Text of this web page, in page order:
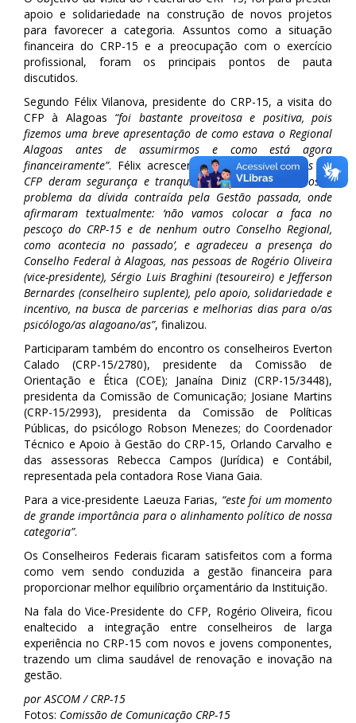
apoio e solidariedade na construção de novos projetos
para favorecer a categoria. Assuntos como a situação
financeira do CRP-15 e a preocupação com o exercício
profissional, foram os principais pontos de pauta
discutidos.
Segundo Félix Vilanova, presidente do CRP-15, a visita do
CFP à Alagoas “foi bastante proveitosa e positiva, pois
fizemos uma breve apresentação de como estava o Regional
Alagoas antes de assumirmos e como está agora
financeiramente”. Félix acrescentou que“os dirigentes do
CFP deram segurança e tranquilidade para resolvermos o
problema da dívida contraída pela Gestão passada, onde
afirmaram textualmente: ‘não vamos colocar a faca no
pescoço do CRP-15 e de nenhum outro Conselho Regional,
como acontecia no passado’, e agradeceu a presença do
Conselho Federal à Alagoas, nas pessoas de Rogério Oliveira
(vice-presidente), Sérgio Luis Braghini (tesoureiro) e Jefferson
Bernardes (conselheiro suplente), pelo apoio, solidariedade e
incentivo, na busca de parcerias e melhorias dias para o/as
psicólogo/as alagoano/as”, finalizou.
Participaram também do encontro os conselheiros Everton
Calado (CRP-15/2780), presidente da Comissão de
Orientação e Ética (COE); Janaína Diniz (CRP-15/3448),
presidenta da Comissão de Comunicação; Josiane Martins
(CRP-15/2993), presidenta da Comissão de Políticas
Públicas, do psicólogo Robson Menezes; do Coordenador
Técnico e Apoio à Gestão do CRP-15, Orlando Carvalho e
das assessoras Rebecca Campos (Jurídica) e Contábil,
representada pela contadora Rose Viana Gaia.
Para a vice-presidente Laeuza Farias, “este foi um momento
de grande importância para o alinhamento político de nossa
categoria”.
Os Conselheiros Federais ficaram satisfeitos com a forma
como vem sendo conduzida a gestão financeira para
proporcionar melhor equilíbrio orçamentário da Instituição.
Na fala do Vice-Presidente do CFP, Rogério Oliveira, ficou
enaltecido a integração entre conselheiros de larga
experiência no CRP-15 com novos e jovens componentes,
trazendo um clima saudável de renovação e inovação na
gestão.
por ASCOM / CRP-15
Fotos: Comissão de Comunicação CRP-15